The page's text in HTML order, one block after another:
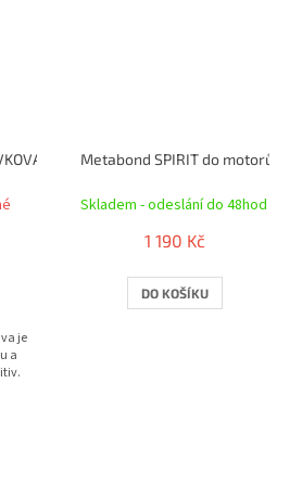
HLAVA
je
a
Metabond SPIRIT do motorů
Skladem - odeslání do 48hod
1 190 Kč
DO KOŠÍKU